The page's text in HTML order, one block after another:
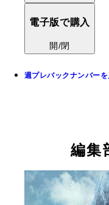
電子版で購入
開/閉
週プレバックナンバーを
編集